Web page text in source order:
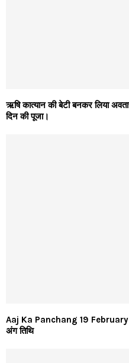
ऋषि कात्यान की बेटी बनकर लिया
दिन की पूजा।
Aaj Ka Panchang 19 February
अंग तिथि